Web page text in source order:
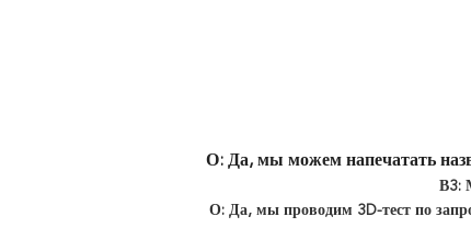
О: Да, мы можем напечатать
В3:
О: Да, мы проводим 3D-тест по